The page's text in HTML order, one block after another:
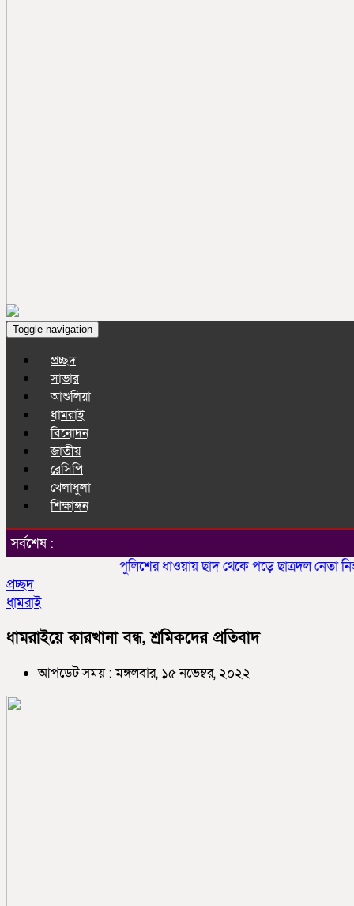
Toggle navigation
প্রচ্ছদ
সাভার
আশুলিয়া
ধামরাই
বিনোদন
জাতীয়
রেসিপি
খেলাধুলা
শিক্ষাঙ্গন
সর্বশেষ :
পুলিশের ধাওয়ায় ছাদ থেকে পড়ে ছাত্রদল নেতা
প্রচ্ছদ
ধামরাই
ধামরাইয়ে কারখানা বন্ধ, শ্রমিকদের প্রতিবাদ
আপডেট সময় : মঙ্গলবার, ১৫ নভেম্বর, ২০২২